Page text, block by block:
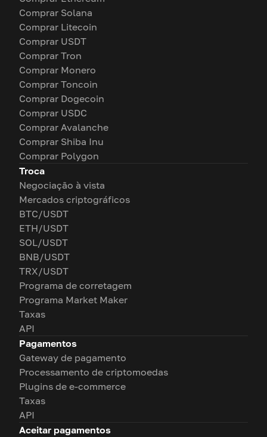
Comprar Solana
Comprar Litecoin
Comprar USDT
Comprar Tron
Comprar Monero
Comprar Toncoin
Comprar Dogecoin
Comprar USDC
Comprar Avalanche
Comprar Shiba Inu
Comprar Polygon
Troca
Negociação à vista
Mercados criptográficos
BTC/USDT
ETH/USDT
SOL/USDT
BNB/USDT
TRX/USDT
Programa de corretagem
Programa Market Maker
Taxas
API
Pagamentos
Gateway de pagamento
Processamento de criptomoedas
Plugins de e-commerce
Taxas
API
Aceitar pagamentos